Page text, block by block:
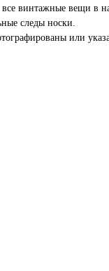
винтажные вещи в
следы носки.
или